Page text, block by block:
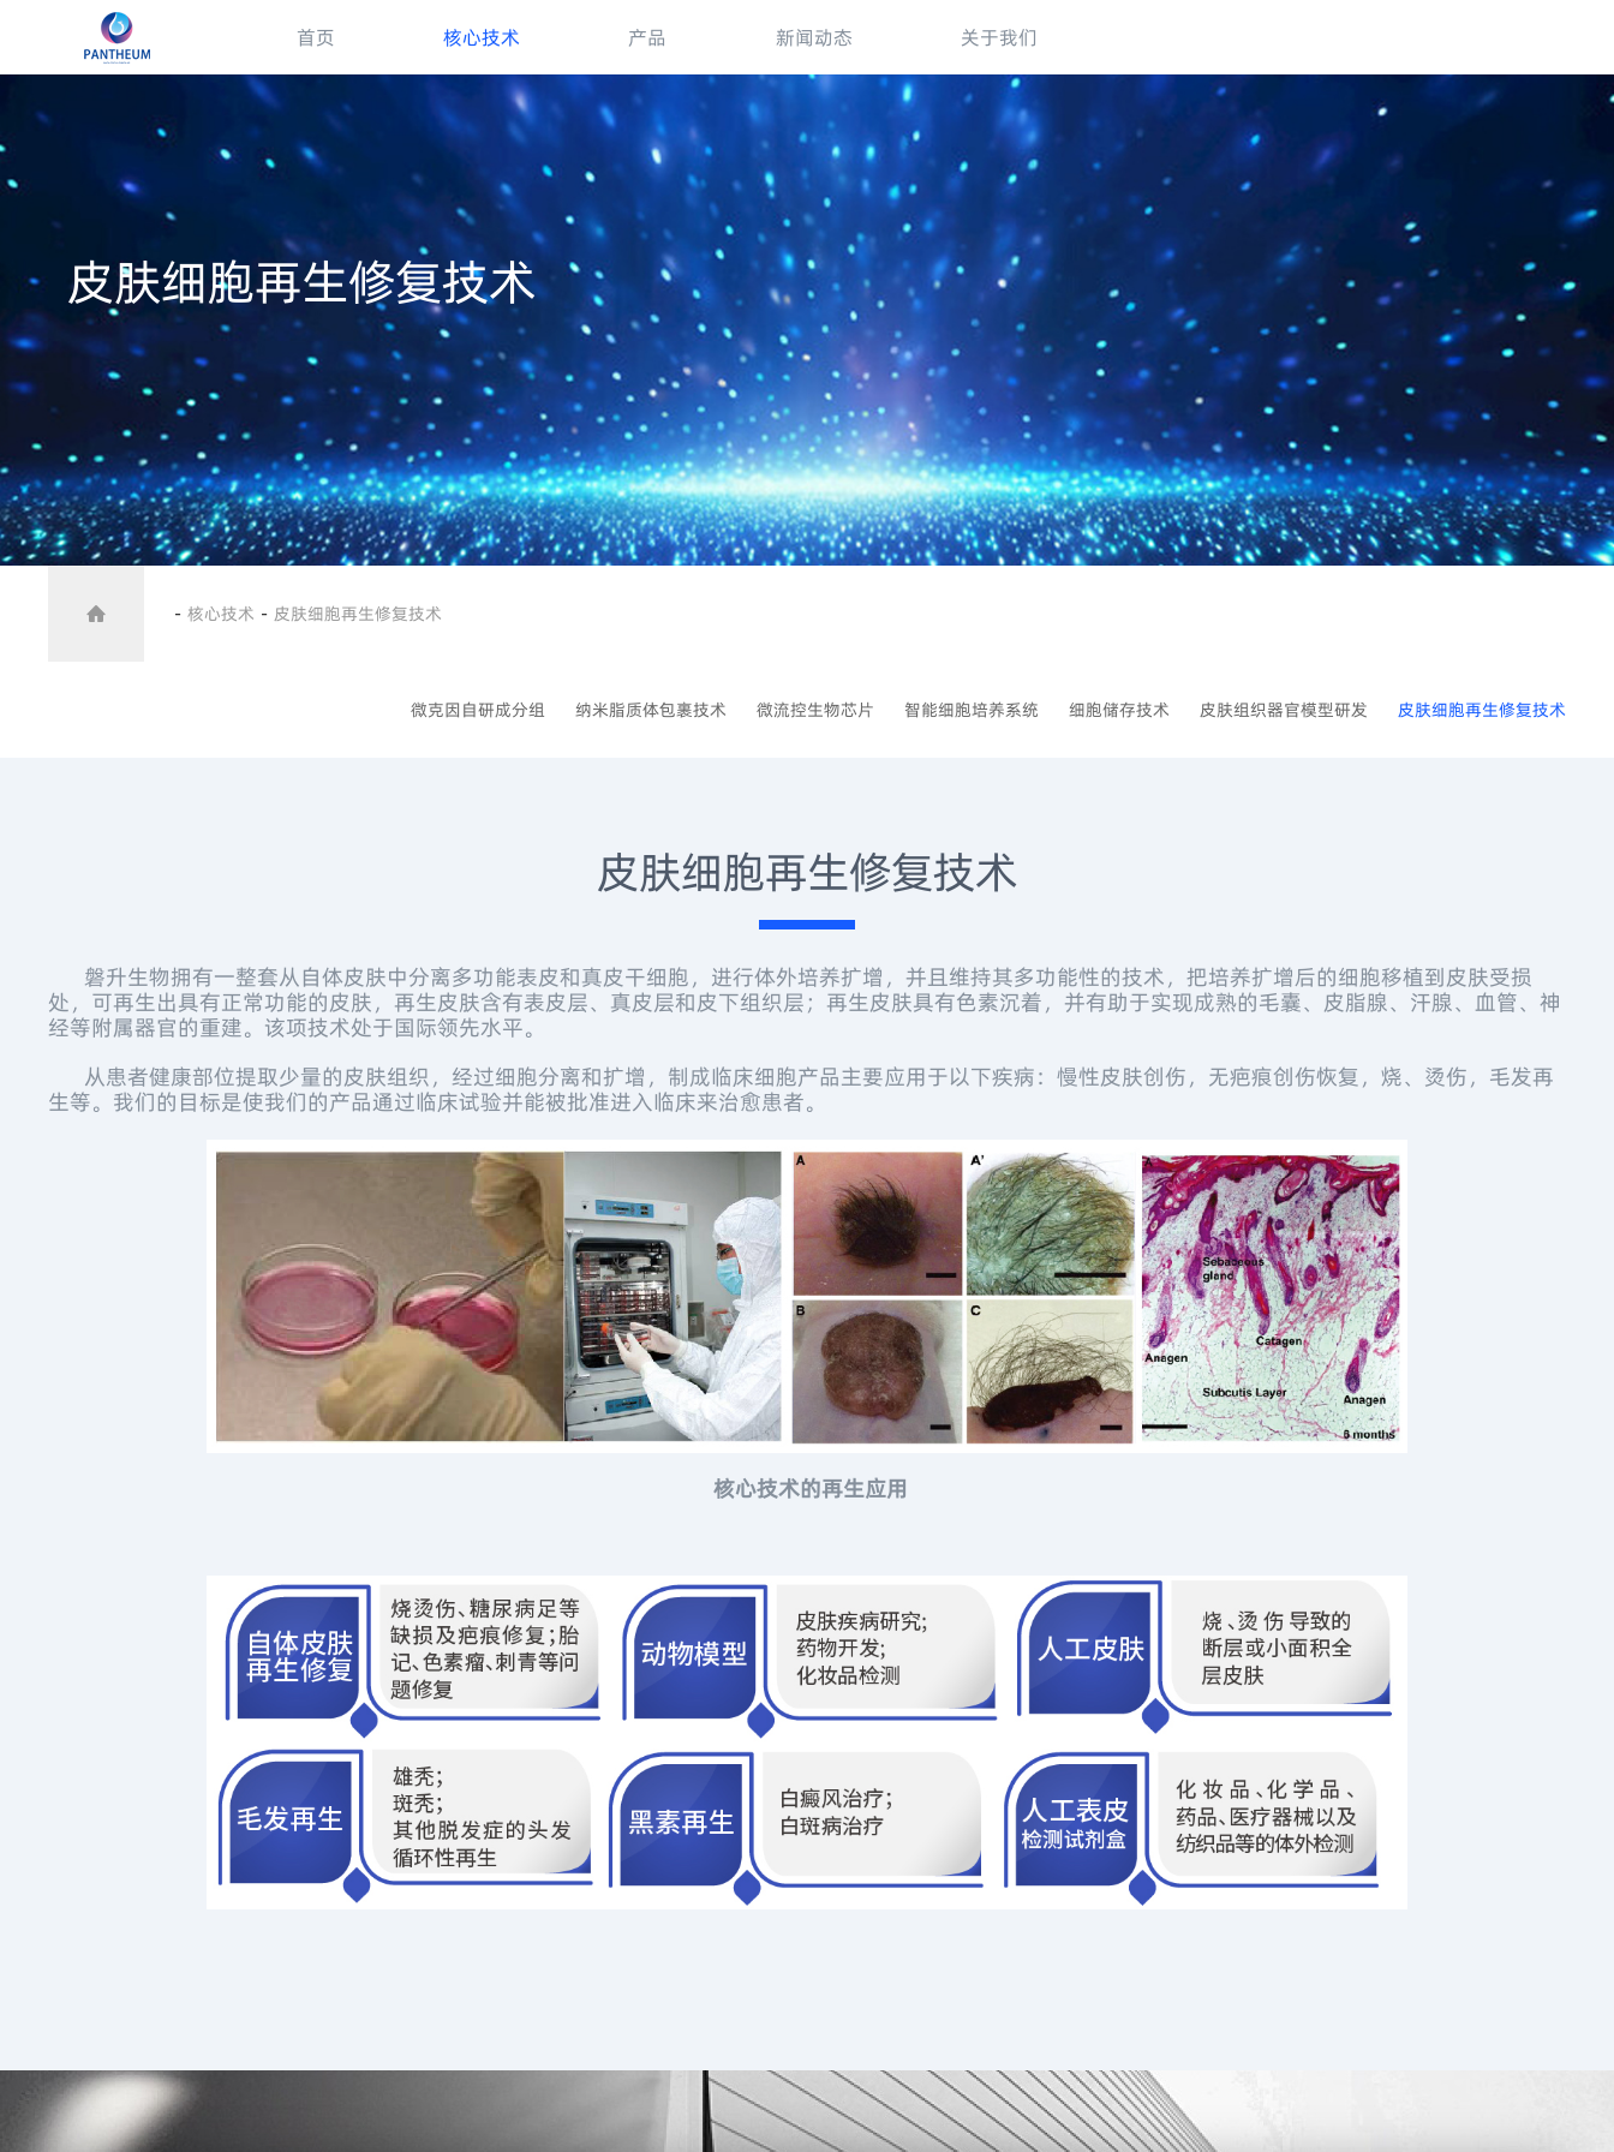
首页 核心技术 产品 新闻动态 关于我们
皮肤细胞再生修复技术
- 核心技术 - 皮肤细胞再生修复技术
微克因自研成分组 纳米脂质体包裹技术 微流控生物芯片 智能细胞培养系统 细胞储存技术 皮肤组织器官模型研发 皮肤细胞再生修复技术
皮肤细胞再生修复技术
磐升生物拥有一整套从自体皮肤中分离多功能表皮和真皮干细胞，进行体外培养扩增，并且维持其多功能性的技术，把培养扩增后的细胞移植到皮肤受损
处，可再生出具有正常功能的皮肤，再生皮肤含有表皮层、真皮层和皮下组织层；再生皮肤具有色素沉着，并有助于实现成熟的毛囊、皮脂腺、汗腺、血管、神
经等附属器官的重建。该项技术处于国际领先水平。
从患者健康部位提取少量的皮肤组织，经过细胞分离和扩增，制成临床细胞产品主要应用于以下疾病：慢性皮肤创伤，无疤痕创伤恢复，烧、烫伤，毛发再
生等。我们的目标是使我们的产品通过临床试验并能被批准进入临床来治愈患者。
核心技术的再生应用